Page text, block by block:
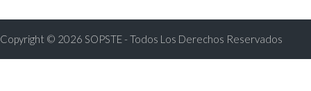
Copyright © 2026 SOPSTE - Todos Los Derechos Reservados